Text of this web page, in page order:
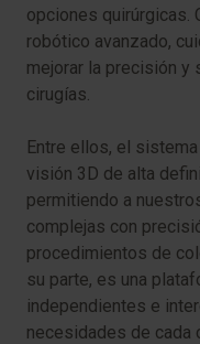
opciones quirúrgicas.
robótico avanzado,
mejorar la precisión y
cirugías.
Entre ellos, el
visión 3D de alta
permitiendo a
complejas con
procedimientos de
su parte, es una
independientes e
necesidades de cada